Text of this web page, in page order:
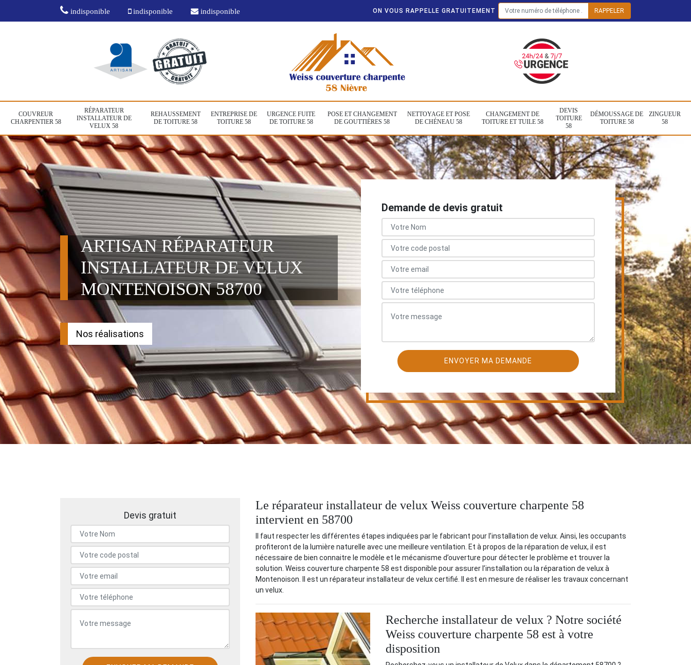
indisponible indisponible indisponible ON VOUS RAPPELLE GRATUITEMENT
COUVREUR
CHARPENTIER 58
RÉPARATEUR
INSTALLATEUR DE
VELUX 58
REHAUSSEMENT
DE TOITURE 58
ENTREPRISE DE
TOITURE 58
URGENCE FUITE
DE TOITURE 58
POSE ET CHANGEMENT
DE GOUTTIÈRES 58
NETTOYAGE ET POSE
DE CHÉNEAU 58
CHANGEMENT DE
TOITURE ET TUILE 58
DEVIS
TOITURE
58
DÉMOUSSAGE DE
TOITURE 58
ZINGUEUR
58
ARTISAN RÉPARATEUR
INSTALLATEUR DE VELUX
MONTENOISON 58700
Nos réalisations
Demande de devis gratuit
Devis gratuit
Le réparateur installateur de velux Weiss couverture charpente 58
intervient en 58700
Il faut respecter les différentes étapes indiquées par le fabricant pour l’installation de velux. Ainsi, les occupants
profiteront de la lumière naturelle avec une meilleure ventilation. Et à propos de la réparation de velux, il est
nécessaire de bien connaitre le modèle et le mécanisme d’ouverture pour détecter le problème et trouver la
solution. Weiss couverture charpente 58 est disponible pour assurer l’installation ou la réparation de velux à
Montenoison. Il est un réparateur installateur de velux certifié. Il est en mesure de réaliser les travaux concernant
un velux.
Recherche installateur de velux ? Notre société
Weiss couverture charpente 58 est à votre
disposition